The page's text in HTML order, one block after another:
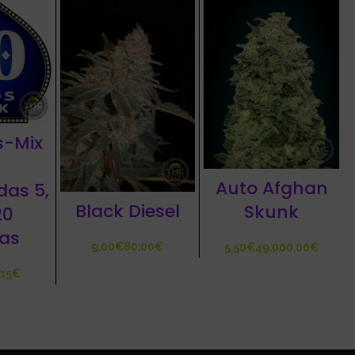
Mix
5,
€
Black Diesel
€ €
Auto Afghan
Skunk
€ €